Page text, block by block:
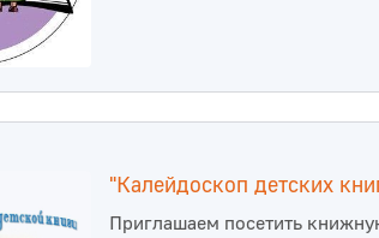
"Калейдоскоп детских
Приглашаем посетить